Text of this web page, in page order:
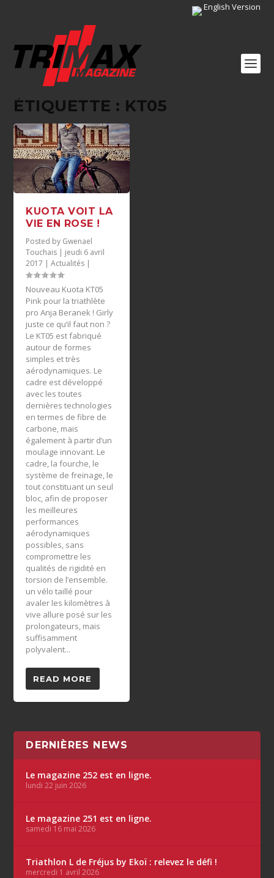
English Version
ÉTIQUETTE : KT05
KUOTA VOIT LA
VIE EN ROSE !
Posted by Gwenael
Touchais | jeudi 6 avril
2017 |Actualités |
Nouveau Kuota KT05
Pink pour la triathlète
pro Anja Beranek ! Girly
juste ce qu’il faut non ?
Le KT05 est fabriqué
autour de formes
simples et très
aérodynamiques. Le
cadre est développé
avec les toutes
dernières technologies
en termes de fibre de
carbone, mais
également à partir d’un
moulage innovant. Le
cadre, la fourche, le
système de freinage, le
tout constituant un seul
bloc, afin de proposer
les meilleures
performances
aérodynamiques
possibles, sans
compromettre les
qualités de rigidité en
torsion de l’ensemble.
un vélo taillé pour
avaler les kilomètres à
vive allure posé sur les
prolongateurs, mais
suffisamment
polyvalent...
READ MORE
DERNIÈRES NEWS
Le magazine 252 est en ligne.
lundi 22 juin 2026
Le magazine 251 est en ligne.
samedi 16 mai 2026
Triathlon L de Fréjus by Ekoï : relevez le défi !
mercredi 1 avril 2026